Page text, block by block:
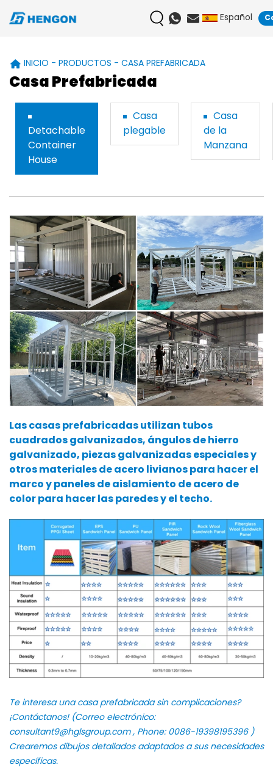
Español
INICIO PRODUCTOS CASA PREFABRICADA
Casa Prefabricada
Detachable
Container
House
Casa
plegable
Casa
de la
Manzana
Las casas prefabricadas utilizan tubos
cuadrados galvanizados, ángulos de hierro
galvanizado, piezas galvanizadas especiales y
otros materiales de acero livianos para hacer el
marco y paneles de aislamiento de acero de
color para hacer las paredes y el techo.
Te interesa una casa prefabricada sin complicaciones?
¡Contáctanos! (Correo electrónico:
consultant9@hglsgroup.com, Phone:0086-19398195396)
Crearemos dibujos detallados adaptados a sus necesidades
específicas.